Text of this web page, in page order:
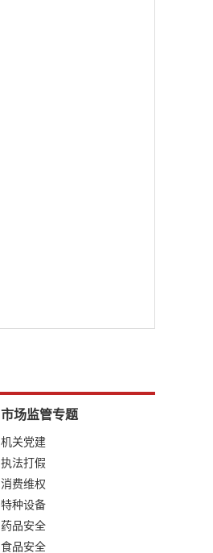
市场监管专题
机关党建
执法打假
消费维权
特种设备
药品安全
食品安全